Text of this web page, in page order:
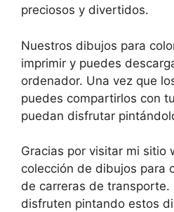
preciosos y divertidos.
Nuestros dibujos para
imprimir y puedes
ordenador. Una vez que
puedes compartirlos con
puedan disfrutar
Gracias por visitar mi sitio
colección de dibujos para
de carreras de transporte.
disfruten pintando estos